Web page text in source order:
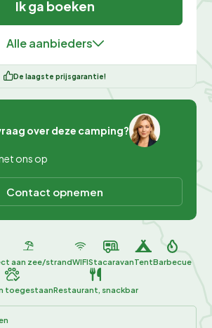
Ik ga boeken
Alle aanbieders
De laagste prijsgarantie!
over deze camping?
ons op
Contact opnemen
aan zee/strandWIFIStacaravanTentBarbecue
toegestaanRestaurant, snackbar